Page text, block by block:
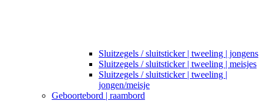
Sluitzegels / sluitsticker | tweeling | jongens
Sluitzegels / sluitsticker | tweeling | meisjes
Sluitzegels / sluitsticker | tweeling |
jongen/meisje
Geboortebord | raambord